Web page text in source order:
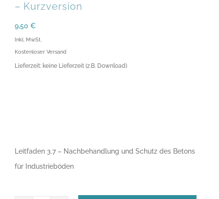
– Kurzversion
9,50 €
Inkl. MwSt.
Kostenloser Versand
Lieferzeit: keine Lieferzeit (z.B. Download)
Leitfaden 3.7 – Nachbehandlung und Schutz des Betons
für Industrieböden